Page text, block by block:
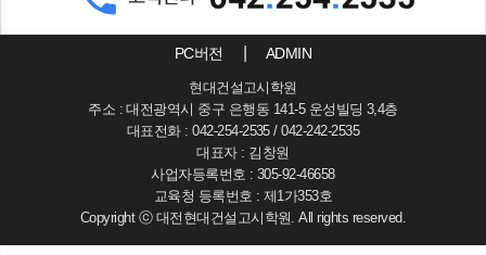
PC버전 ADMIN
현대건설고시학원
주소 : 대전광역시 중구 은행동 141-5 운성빌딩 3,4층
대표전화 : 042-254-2535 / 042-242-2535
대표자 : 김창원
사업자등록번호 : 305-92-46658
교육청 등록번호 : 제1가353호
Copyright ⓒ 대전현대건설고시학원. All rights reserved.